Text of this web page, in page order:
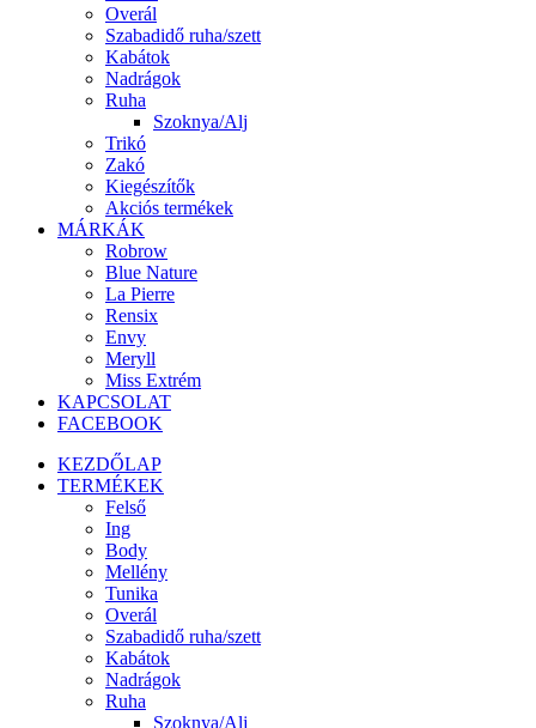
Overál
Szabadidő ruha/szett
Kabátok
Nadrágok
Ruha
Szoknya/Alj
Trikó
Zakó
Kiegészítők
Akciós termékek
MÁRKÁK
Robrow
Blue Nature
La Pierre
Rensix
Envy
Meryll
Miss Extrém
KAPCSOLAT
FACEBOOK
KEZDŐLAP
TERMÉKEK
Felső
Ing
Body
Mellény
Tunika
Overál
Szabadidő ruha/szett
Kabátok
Nadrágok
Ruha
Szoknya/Alj